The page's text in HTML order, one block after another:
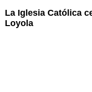
La Iglesia Católica
Loyola